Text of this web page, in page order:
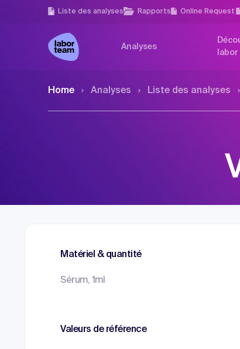
Liste des analyses Rapports Online Request
Analyses
Home Analyses Liste des analyses
Matériel & quantité
Sérum, 1ml
Valeurs de référence